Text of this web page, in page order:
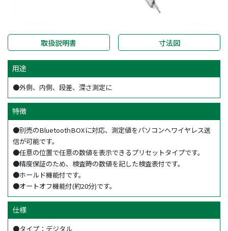
取扱説明書 寸法図
用途
●外側、内側、段差、深さ測定に
特徴
●別売のBluetoothBOXに対応、測定値をパソコンへワイヤレス送
信が可能です。
●任意の位置で任意の数値を表示できるプリセットタイプです。
●精度保証のため、検査時の数値を記した検査表付です。
●ホールド機能付です。
●オートオフ機能付(約20分)です。
仕様
●タイプ：デジタル